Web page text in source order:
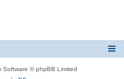
Software © phpBB Limited